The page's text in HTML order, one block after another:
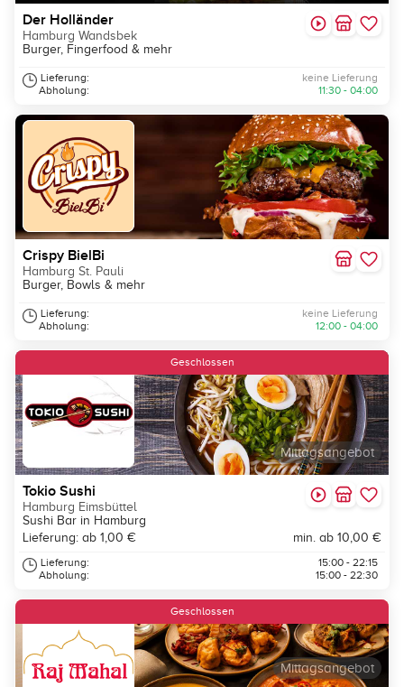
Der Holländer
Hamburg Wandsbek
Burger, Fingerfood & mehr
Lieferung:
Abholung:
keine Lieferung
11:30 - 04:00
Crispy BielBi
Hamburg St. Pauli
Burger, Bowls & mehr
Lieferung:
Abholung:
keine Lieferung
12:00 - 04:00
Mittagsangebot
Geschlossen
Tokio Sushi
Hamburg Eimsbüttel
Sushi Bar in Hamburg
Lieferung: ab 1,00 €
min. ab 10,00 €
Lieferung:
Abholung:
15:00 - 22:15
15:00 - 22:30
Mittagsangebot
Geschlossen